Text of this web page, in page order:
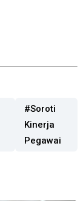
#Soroti
Kinerja
Pegawai